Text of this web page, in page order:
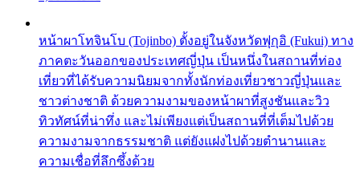
หน้าผาโทจินโบ (Tojinbo) ตั้งอยู่ในจังหวัดฟุกุอิ (Fukui) ทาง
ภาคตะวันออกของประเทศญี่ปุ่น เป็นหนึ่งในสถานที่ท่อง
เที่ยวที่ได้รับความนิยมจากทั้งนักท่องเที่ยวชาวญี่ปุ่นและ
ชาวต่างชาติ ด้วยความงามของหน้าผาที่สูงชันและวิว
ทิวทัศน์ที่น่าทึ่ง และไม่เพียงแต่เป็นสถานที่ที่เต็มไปด้วย
ความงามจากธรรมชาติ แต่ยังแฝงไปด้วยตำนานและ
ความเชื่อที่ลึกซึ้งด้วย